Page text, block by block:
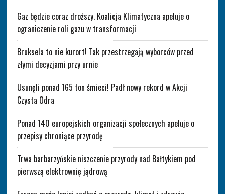
Gaz będzie coraz droższy. Koalicja Klimatyczna apeluje o
ograniczenie roli gazu w transformacji
Bruksela to nie kurort! Tak przestrzegają wyborców przed
złymi decyzjami przy urnie
Usunęli ponad 165 ton śmieci! Padł nowy rekord w Akcji
Czysta Odra
Ponad 140 europejskich organizacji społecznych apeluje o
przepisy chroniące przyrodę
Trwa barbarzyńskie niszczenie przyrody nad Bałtykiem pod
pierwszą elektrownię jądrową